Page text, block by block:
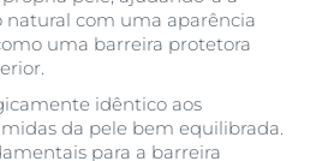
natural com uma aparência
uma barreira protetora
idêntico aos
da pele bem equilibrada.
para a barreira